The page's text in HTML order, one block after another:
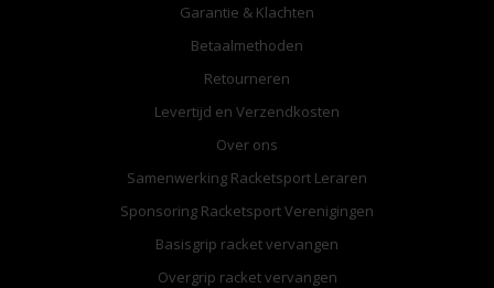
Garantie & Klachten
Betaalmethoden
Retourneren
Levertijd en Verzendkosten
Over ons
Samenwerking Racketsport Leraren
Sponsoring Racketsport Verenigingen
Basisgrip racket vervangen
Overgrip racket vervangen